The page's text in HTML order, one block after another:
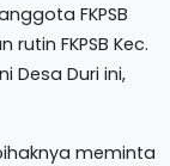
FKPSB
FKPSB Kec.
Desa Duri ini,
meminta